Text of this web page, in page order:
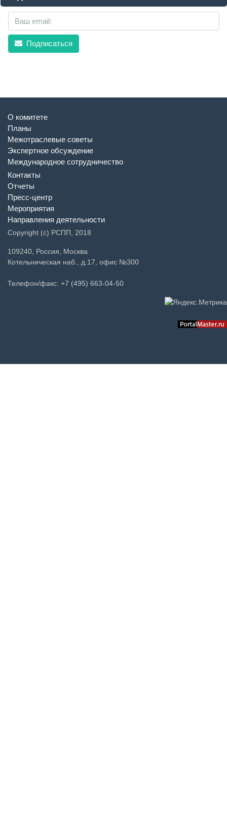
Подписаться
О комитете
Планы
Межотраслевые советы
Экспертное обсуждение
Международное сотрудничество
Контакты
Отчеты
Пресс-центр
Мероприятия
Направления деятельности
Copyright (c) РСПП, 2018
109240, Россия, Москва
Котельническая наб., д.17, офис №300
Телефон/факс: +7 (495) 663-04-50